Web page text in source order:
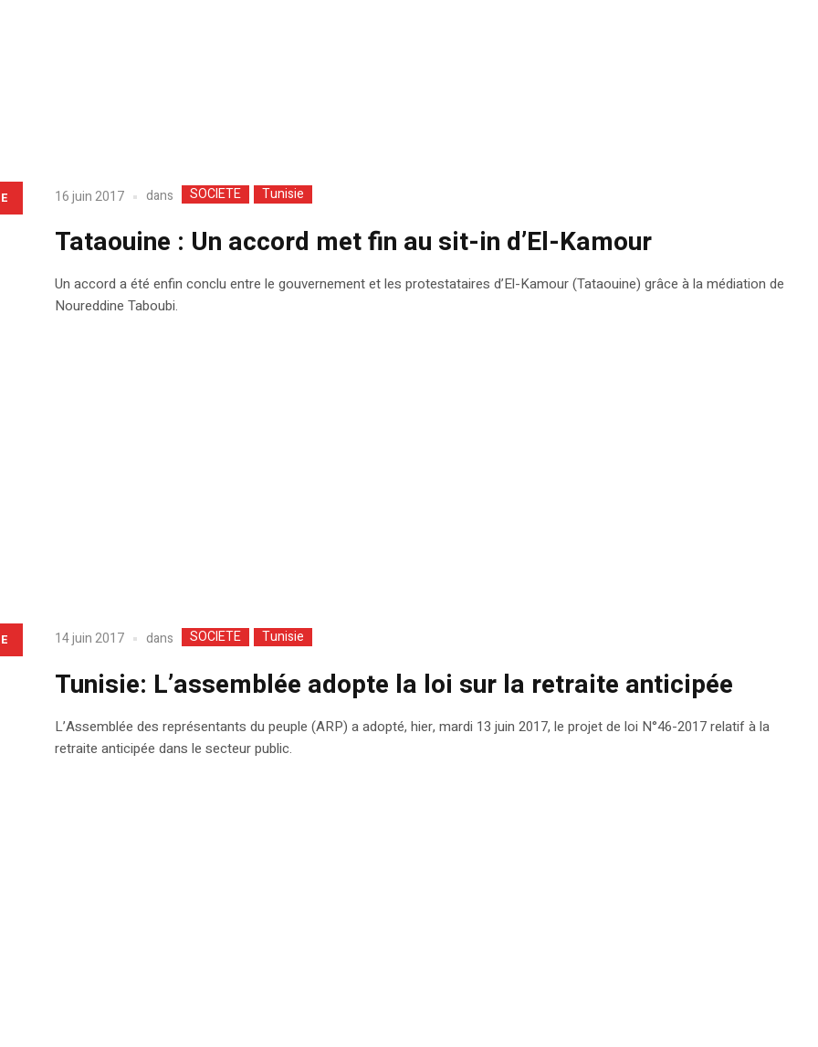
16 juin 2017 dans SOCIETE Tunisie
Tataouine : Un accord met fin au sit-in d’El-Kamour
Un accord a été enfin conclu entre le gouvernement et les protestataires d’El-Kamour (Tataouine) grâce à la médiation de
Noureddine Taboubi.
14 juin 2017 dans SOCIETE Tunisie
Tunisie: L’assemblée adopte la loi sur la retraite anticipée
L’Assemblée des représentants du peuple (ARP) a adopté, hier, mardi 13 juin 2017, le projet de loi N°46-2017 relatif à la
retraite anticipée dans le secteur public.